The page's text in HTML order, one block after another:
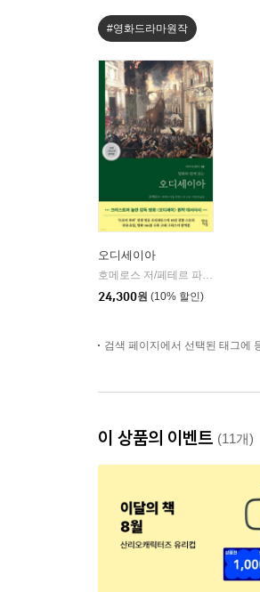
#영화드라마원작
오디세이아
호메로스 저/페테르 파울 루벤스 그림/박문재 역
24,300원 (10% 할인)
검색 페이지에서 선택된 태그에
이 상품의 이벤트 (11개)